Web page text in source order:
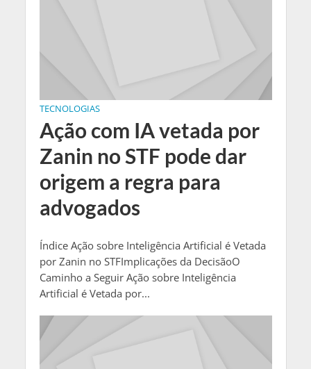
TECNOLOGIAS
Ação com IA vetada por
Zanin no STF pode dar
origem a regra para
advogados
Índice Ação sobre Inteligência Artificial é Vetada
por Zanin no STFImplicações da DecisãoO
Caminho a Seguir Ação sobre Inteligência
Artificial é Vetada por...